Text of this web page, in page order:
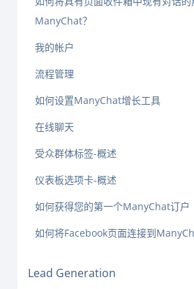
ManyChat？
我的帐户
流程管理
如何设置ManyChat增长工具
在线聊天
受众群体标签-概述
仪表板选项卡-概述
如何获得您的第一个ManyChat订户
如何将Facebook页面连接到
Lead Generation